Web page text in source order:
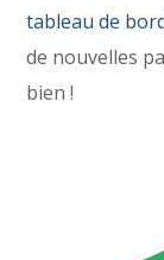
tableau de
de nouvelles
bien !